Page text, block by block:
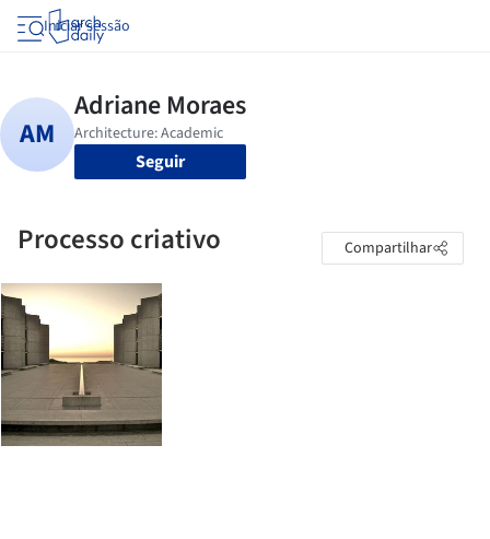
Iniciar sessão
Seguir
Processo criativo Compartilhar